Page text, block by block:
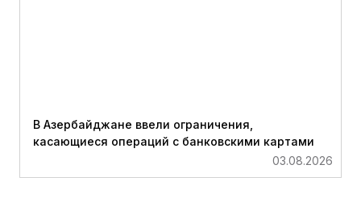
В Азербайджане ввели ограничения,
касающиеся операций с банковскими картами
03.08.2026